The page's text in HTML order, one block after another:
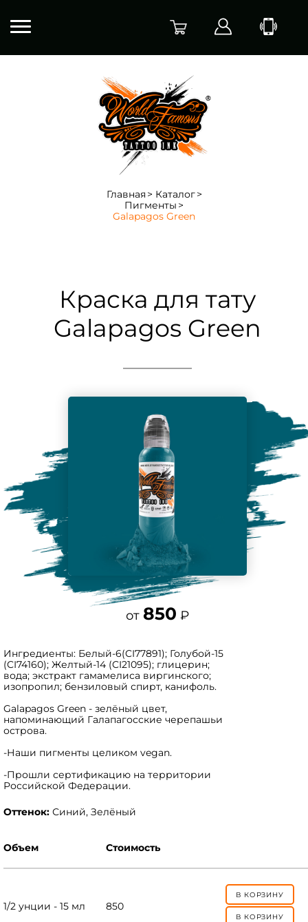
Главная
Каталог
Пигменты
Galapagos Green
Краска для тату
Galapagos Green
от 850 ₽
Ингредиенты: Белый-6(CI77891); Голубой-15
(CI74160); Желтый-14 (CI21095); глицерин;
вода; экстракт гамамелиса виргинского;
изопропил; бензиловый спирт, канифоль.
Galapagos Green - зелёный цвет,
напоминающий Галапагосские черепашьи
острова.
-Наши пигменты целиком vegan.
-Прошли сертификацию на территории
Российской Федерации.
Оттенок: Синий, Зелёный
Объем Стоимость
1/2 унции - 15 мл 850
В КОРЗИНУ
В КОРЗИНУ